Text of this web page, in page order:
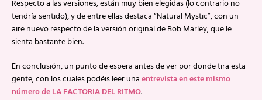
Respecto a las versiones, están muy bien elegidas (lo contrario no
tendría sentido), y de entre ellas destaca “Natural Mystic”, con un
aire nuevo respecto de la versión original de Bob Marley, que le
sienta bastante bien.
En conclusión, un punto de espera antes de ver por donde tira esta
gente, con los cuales podéis leer unaentrevista en este mismo
número de LA FACTORIA DEL RITMO.